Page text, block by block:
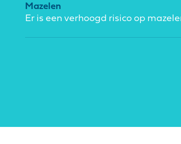
Mazelen
Er is een verhoogd risico op